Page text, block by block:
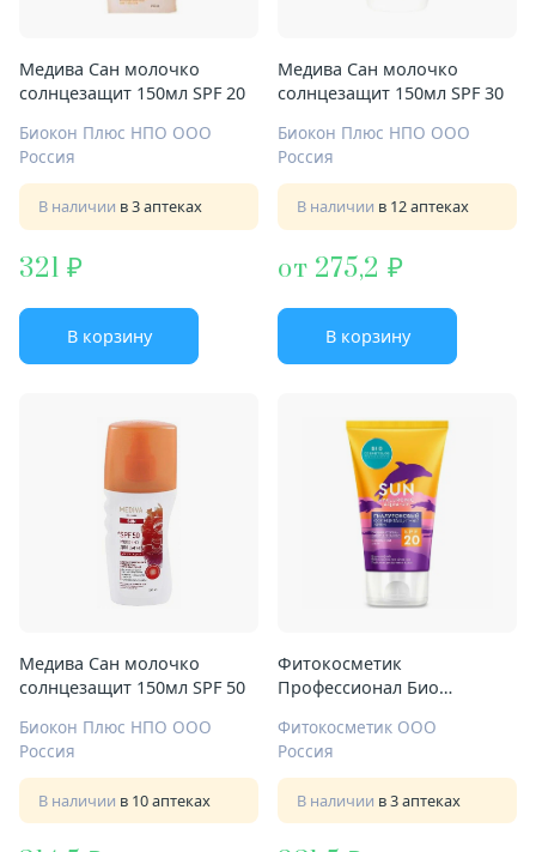
Медива Сан молочко
солнцезащит 150мл SPF 20
Биокон Плюс НПО ООО
Россия
В наличии в 3 аптеках
321
В корзину
Медива Сан молочко
солнцезащит 150мл SPF 30
Биокон Плюс НПО ООО
Россия
В наличии в 12 аптеках
от 275,2
В корзину
Медива Сан молочко
солнцезащит 150мл SPF 50
Биокон Плюс НПО ООО
Россия
В наличии в 10 аптеках
Фитокосметик
Профессионал Био
солнцезащит гиалуроновый
150мл SPF 20
Фитокосметик ООО
Россия
В наличии в 3 аптеках